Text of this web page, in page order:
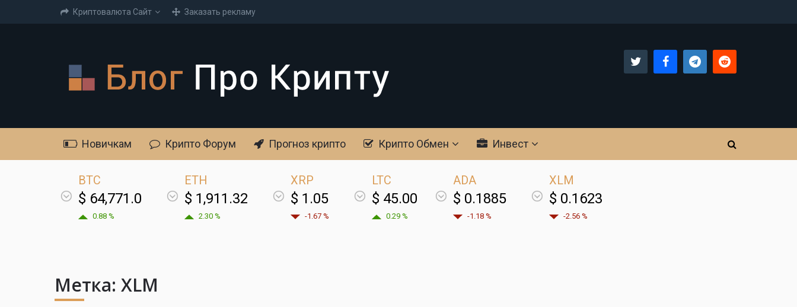
Криптовалюта Cайт Заказать рекламу
Новичкам Крипто Форум Прогноз крипто Крипто Обмен Инвест
BTC
$ 64,771.0
0.88 %
ETH
$ 1,911.32
2.30 %
XRP
$ 1.05
-1.67 %
LTC
$ 45.00
0.29 %
ADA
$ 0.1885
-1.18 %
XLM
$ 0.1623
-2.56 %
Метка: XLM